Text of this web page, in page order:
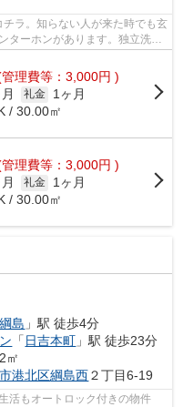
ラ。知らない人が来た時でも玄
ーホンがあります。独立洗面
理費等：3,000円 )
礼金
1ヶ月
/ 30.00㎡
理費等：3,000円 )
礼金
1ヶ月
/ 30.00㎡
綱島 」駅 徒歩4分
「日吉本町 」駅 徒歩23分
㎡
港北区綱島西２丁目6-19
活もオートロック付きの物件